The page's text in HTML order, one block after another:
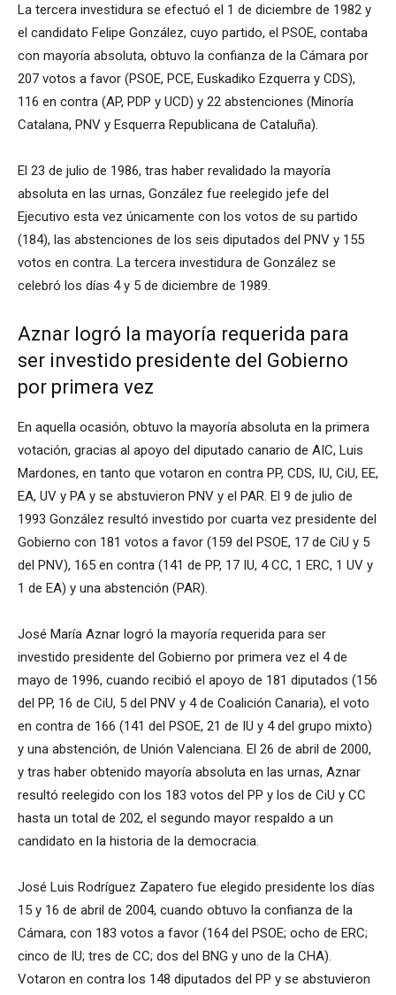
La tercera investidura se efectuó el 1 de diciembre de 1982 y
el candidato Felipe González, cuyo partido, el PSOE, contaba
con mayoría absoluta, obtuvo la confianza de la Cámara por
207 votos a favor (PSOE, PCE, Euskadiko Ezquerra y CDS),
116 en contra (AP, PDP y UCD) y 22 abstenciones (Minoría
Catalana, PNV y Esquerra Republicana de Cataluña).
El 23 de julio de 1986, tras haber revalidado la mayoría
absoluta en las urnas, González fue reelegido jefe del
Ejecutivo esta vez únicamente con los votos de su partido
(184), las abstenciones de los seis diputados del PNV y 155
votos en contra. La tercera investidura de González se
celebró los días 4 y 5 de diciembre de 1989.
Aznar logró la mayoría requerida para
ser investido presidente del Gobierno
por primera vez
En aquella ocasión, obtuvo la mayoría absoluta en la primera
votación, gracias al apoyo del diputado canario de AIC, Luis
Mardones, en tanto que votaron en contra PP, CDS, IU, CiU, EE,
EA, UV y PA y se abstuvieron PNV y el PAR. El 9 de julio de
1993 González resultó investido por cuarta vez presidente del
Gobierno con 181 votos a favor (159 del PSOE, 17 de CiU y 5
del PNV), 165 en contra (141 de PP, 17 IU, 4 CC, 1 ERC, 1 UV y
1 de EA) y una abstención (PAR).
José María Aznar logró la mayoría requerida para ser
investido presidente del Gobierno por primera vez el 4 de
mayo de 1996, cuando recibió el apoyo de 181 diputados (156
del PP, 16 de CiU, 5 del PNV y 4 de Coalición Canaria), el voto
en contra de 166 (141 del PSOE, 21 de IU y 4 del grupo mixto)
y una abstención, de Unión Valenciana. El 26 de abril de 2000,
y tras haber obtenido mayoría absoluta en las urnas, Aznar
resultó reelegido con los 183 votos del PP y los de CiU y CC
hasta un total de 202, el segundo mayor respaldo a un
candidato en la historia de la democracia.
José Luis Rodríguez Zapatero fue elegido presidente los días
15 y 16 de abril de 2004, cuando obtuvo la confianza de la
Cámara, con 183 votos a favor (164 del PSOE; ocho de ERC;
cinco de IU; tres de CC; dos del BNG y uno de la CHA).
Votaron en contra los 148 diputados del PP y se abstuvieron